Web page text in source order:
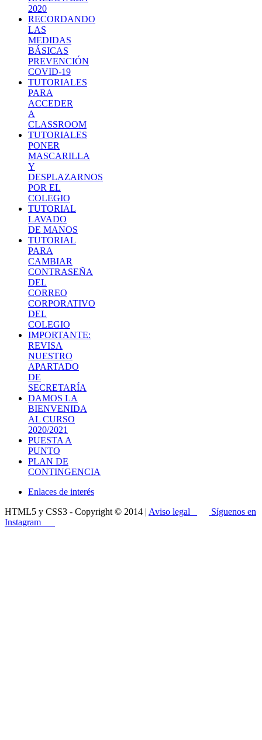
2020
RECORDANDO
LAS
MEDIDAS
BÁSICAS
PREVENCIÓN
COVID-19
TUTORIALES
PARA
ACCEDER
A
CLASSROOM
TUTORIALES
PONER
MASCARILLA
Y
DESPLAZARNOS
POR EL
COLEGIO
TUTORIAL
LAVADO
DE MANOS
TUTORIAL
PARA
CAMBIAR
CONTRASEÑA
DEL
CORREO
CORPORATIVO
DEL
COLEGIO
IMPORTANTE:
REVISA
NUESTRO
APARTADO
DE
SECRETARÍA
DAMOS LA
BIENVENIDA
AL CURSO
2020/2021
PUESTA A
PUNTO
PLAN DE
CONTINGENCIA
Enlaces de interés
HTML5 y CSS3 - Copyright © 2014 | Aviso legal
Síguenos en
Instagram